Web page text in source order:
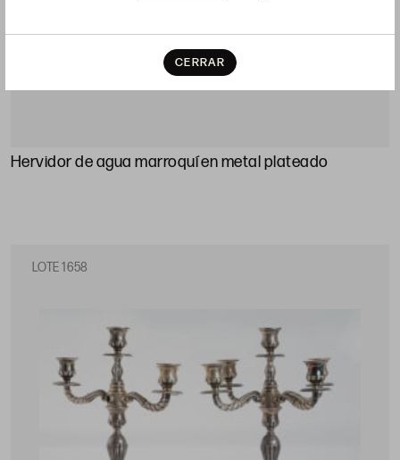
CERRAR
Hervidor de agua marroquí en metal plateado
LOTE 1658